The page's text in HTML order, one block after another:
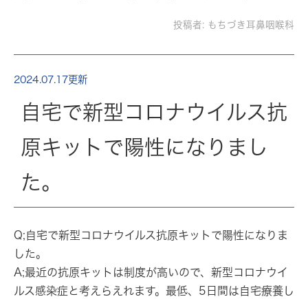
投稿者: もちづき耳鼻咽喉科
2024.07.17更新
自宅で新型コロナウイルス抗
原キットで陽性になりまし
た。
Q;自宅で新型コロナウイルス抗原キットで陽性になりま
した。
A;最近の抗原キットは制度が高いので、新型コロナウイ
ルス感染症と考えらえれます。最低、5日間は自宅療養し